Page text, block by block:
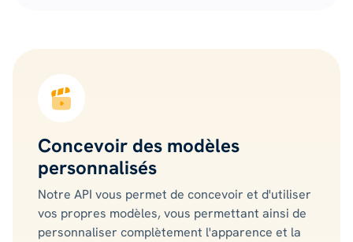
Concevoir des modèles
personnalisés
Notre API vous permet de concevoir et d'utiliser
vos propres modèles, vous permettant ainsi de
personnaliser complètement l'apparence et la